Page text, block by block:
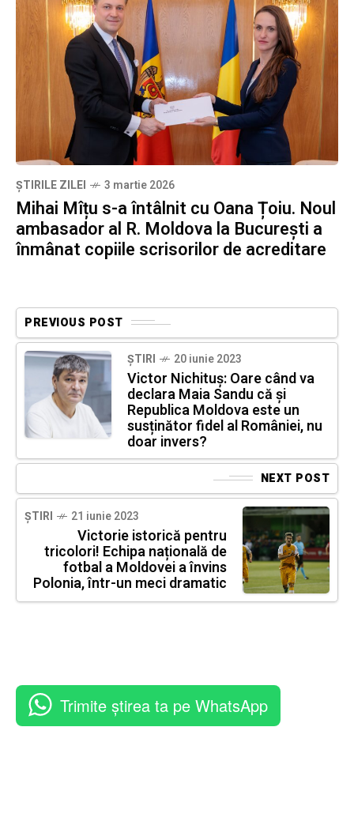
ȘTIRILE ZILEI 3 martie 2026
Mihai Mîțu s-a întâlnit cu Oana Țoiu. Noul
ambasador al R. Moldova la București a
înmânat copiile scrisorilor de acreditare
PREVIOUS POST
ȘTIRI 20 iunie 2023
Victor Nichituș: Oare când va
declara Maia Sandu că și
Republica Moldova este un
susținător fidel al României, nu
doar invers?
NEXT POST
ȘTIRI 21 iunie 2023
Victorie istorică pentru
tricolori! Echipa națională de
fotbal a Moldovei a învins
Polonia, într-un meci dramatic
Trimite știrea ta pe WhatsApp